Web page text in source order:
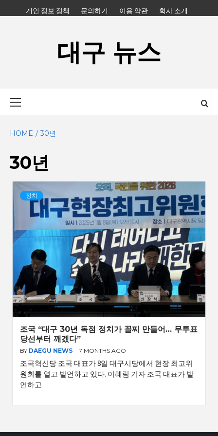
to
개인 정보 정책 문의하기 이용 약관 회사 소개
대구 뉴스
HOME 30년
30년
정치
조국 “대구 30년 독점 정치가 꼴찌 만들어… 무투표
당선부터 깨겠다”
BY DAEGU NEWS 7 MONTHS AGO
조국혁신당 조국 대표가 8일 대구시당에서 현장 최고위
원회를 열고 발언하고 있다. 이혜림 기자 조국 대표가 발
언하고